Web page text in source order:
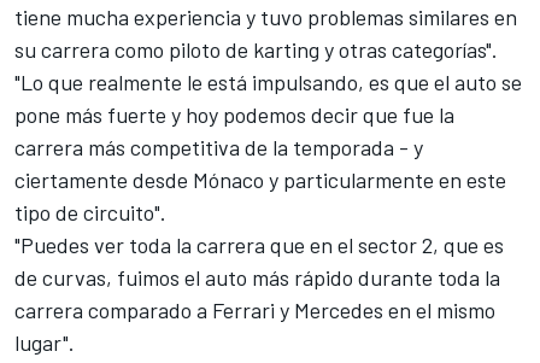
tiene mucha experiencia y tuvo problemas similares en
su carrera como piloto de karting y otras categorías".
"Lo que realmente le está impulsando, es que el auto se
pone más fuerte y hoy podemos decir que fue la
carrera más competitiva de la temporada - y
ciertamente desde Mónaco y particularmente en este
tipo de circuito".
"Puedes ver toda la carrera que en el sector 2, que es
de curvas, fuimos el auto más rápido durante toda la
carrera comparado a Ferrari y Mercedes en el mismo
lugar".